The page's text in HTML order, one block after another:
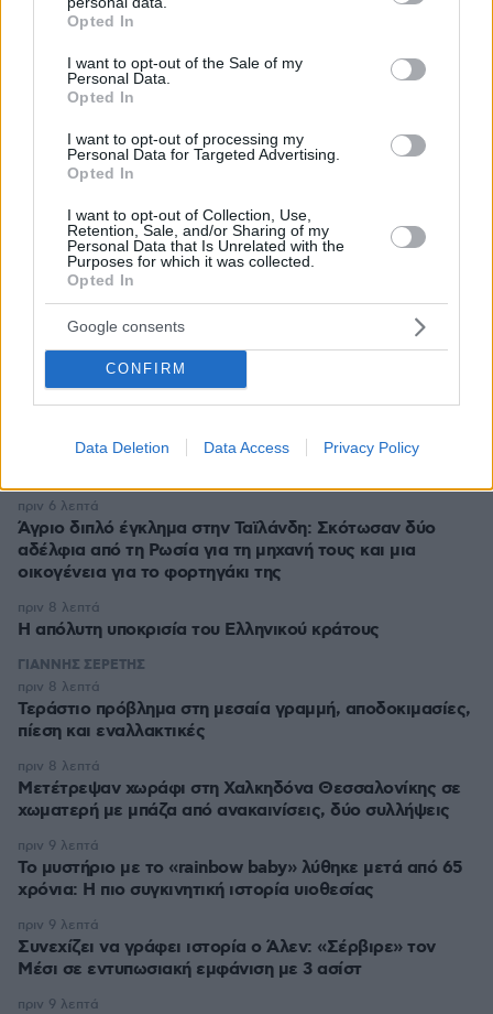
grant or deny consent to Google and its third-party tags to
use your data for below specified purposes in below Google
consent section.
Opted In
I want to opt-out of the Sale of my
Personal Data.
Opted In
I want to opt-out of processing my
Personal Data for Targeted Advertising.
Opted In
I want to opt-out of Collection, Use,
Retention, Sale, and/or Sharing of my
Personal Data that Is Unrelated with the
Purposes for which it was collected.
Opted In
Google consents
CONFIRM
Data Deletion Data Access Privacy Policy
* Υποχρεωτικά πεδία
ΡΟΗ ΕΙΔΗΣΕΩΝ
Ειδήσεις
Δύτης βρήκε χρυσό σταυρό αξίας 3 εκατ. δολαρίων σε
ναυάγιο: Χρόνια αργότερα κλάπηκε και
αντικαταστάθηκε με πλαστικό
πριν 5 λεπτά
Περισσότερο κόσμημα παρά ρολόι: Τα cocktail watches
Άγριο διπλό έγκλημα στην Ταϊλάνδη: Σκότωσαν δύο
αδέλφια από τη Ρωσία για τη μηχανή τους και μια
οικογένεια για το φορτηγάκι της
πριν 6 λεπτά
Η απόλυτη υποκρισία του Ελληνικού κράτους
πριν 8 λεπτά
ΓΙΑΝΝΗΣ ΣΕΡΕΤΗΣ
Τεράστιο πρόβλημα στη μεσαία γραμμή, αποδοκιμασίες,
πίεση και εναλλακτικές
πριν 8 λεπτά
Μετέτρεψαν χωράφι στη Χαλκηδόνα Θεσσαλονίκης σε
χωματερή με μπάζα από ανακαινίσεις, δύο συλλήψεις
πριν 8 λεπτά
Το μυστήριο με το «rainbow baby» λύθηκε μετά από 65
χρόνια: Η πιο συγκινητική ιστορία υιοθεσίας
πριν 9 λεπτά
Συνεχίζει να γράφει ιστορία ο Άλεν: «Σέρβιρε» τον
Μέσι σε εντυπωσιακή εμφάνιση με 3 ασίστ
πριν 9 λεπτά
πριν 9 λεπτά